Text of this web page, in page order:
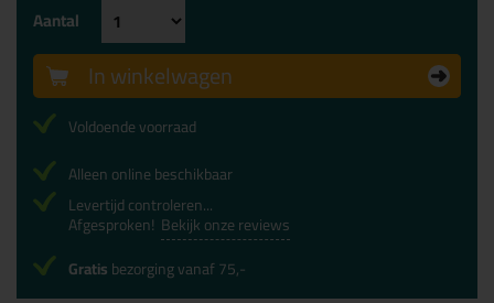
Aantal
In winkelwagen
Voldoende voorraad
Alleen online beschikbaar
Levertijd controleren...
Afgesproken! Bekijk onze reviews
Gratisbezorging vanaf 75,-